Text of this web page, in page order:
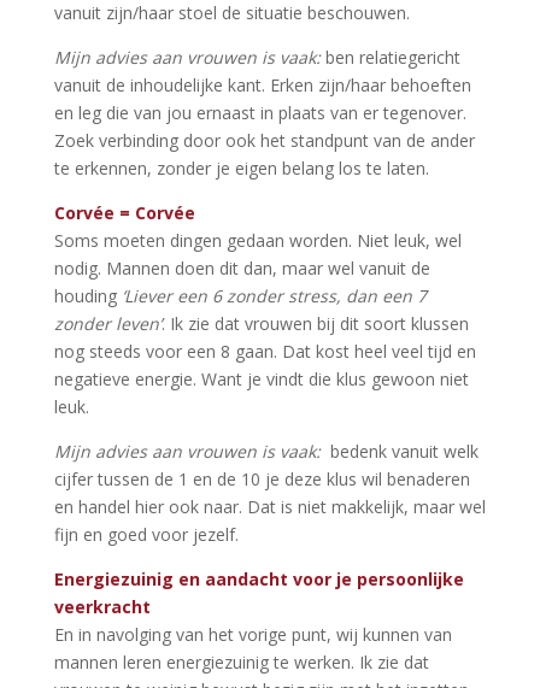
vanuit zijn/haar stoel de situatie beschouwen.
Mijn advies aan vrouwen is vaak:ben relatiegericht
vanuit de inhoudelijke kant. Erken zijn/haar behoeften
en leg die van jou ernaast in plaats van er tegenover.
Zoek verbinding door ook het standpunt van de ander
te erkennen, zonder je eigen belang los te laten.
Corvée = Corvée
Soms moeten dingen gedaan worden. Niet leuk, wel
nodig. Mannen doen dit dan, maar wel vanuit de
houding ‘Liever een 6 zonder stress, dan een 7
zonder leven’. Ik zie dat vrouwen bij dit soort klussen
nog steeds voor een 8 gaan. Dat kost heel veel tijd en
negatieve energie. Want je vindt die klus gewoon niet
leuk.
Mijn advies aan vrouwen is vaak: bedenk vanuit welk
cijfer tussen de 1 en de 10 je deze klus wil benaderen
en handel hier ook naar. Dat is niet makkelijk, maar wel
fijn en goed voor jezelf.
Energiezuinig en aandacht voor je persoonlijke
veerkracht
En in navolging van het vorige punt, wij kunnen van
mannen leren energiezuinig te werken. Ik zie dat